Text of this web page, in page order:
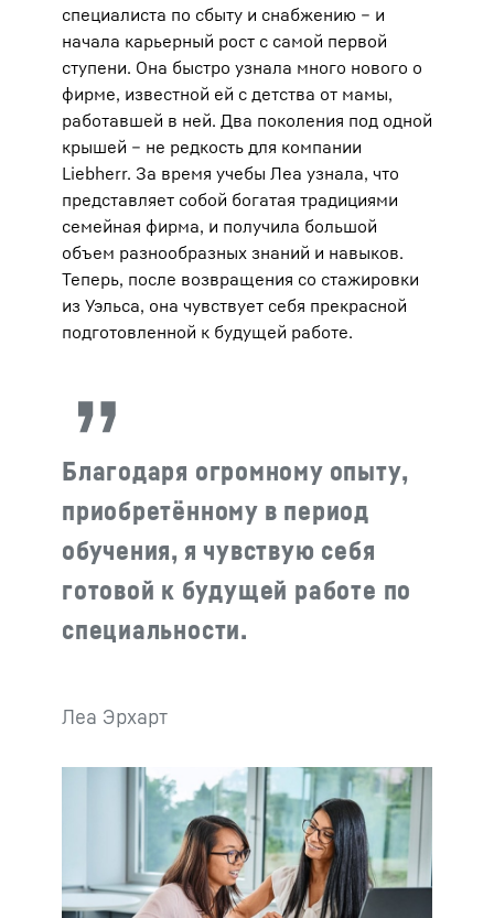
специалиста по сбыту и снабжению – и
начала карьерный рост с самой первой
ступени. Она быстро узнала много нового о
фирме, известной ей с детства от мамы,
работавшей в ней. Два поколения под одной
крышей – не редкость для компании
Liebherr. За время учебы Леа узнала, что
представляет собой богатая традициями
семейная фирма, и получила большой
объем разнообразных знаний и навыков.
Теперь, после возвращения со стажировки
из Уэльса, она чувствует себя прекрасной
подготовленной к будущей работе.
Благодаря огромному опыту,
приобретённому в период
обучения, я чувствую себя
готовой к будущей работе по
специальности.
Леа Эрхарт